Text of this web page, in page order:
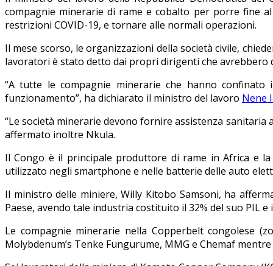
compagnie minerarie di rame e cobalto per porre fine
restrizioni COVID-19, e tornare alle normali operazioni.
Il mese scorso, le organizzazioni della società civile,
lavoratori è stato detto dai propri dirigenti che
“A tutte le compagnie minerarie che hanno
funzionamento”, ha dichiarato il ministro del lavoro Nene
“Le società minerarie devono fornire assistenza
affermato inoltre Nkula.
Il Congo è il principale produttore di rame in Africa e
utilizzato negli smartphone e nelle batterie delle auto
Il ministro delle miniere, Willy Kitobo Samsoni, ha
Paese, avendo tale industria costituito il 32% del suo PIL
Le compagnie minerarie nella Copperbelt congolese
Molybdenum’s Tenke Fungurume, MMG e Chemaf